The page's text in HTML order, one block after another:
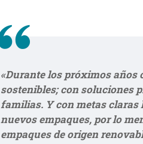
«Durante los próximos años
sostenibles; con soluciones
familias. Y con metas claras
nuevos empaques, por lo
empaques de origen